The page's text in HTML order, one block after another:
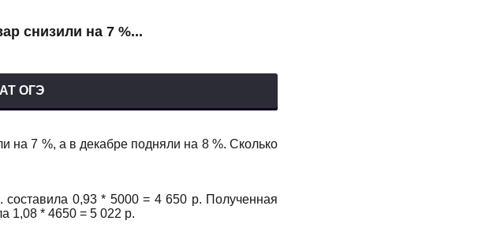
снизили на 7 %...
ОГЭ
на 7 %, а в декабре подняли на 8 %. Сколько
0,93 * 5000 = 4 650 р. Полученная
1,08 * 4650 = 5 022 р.